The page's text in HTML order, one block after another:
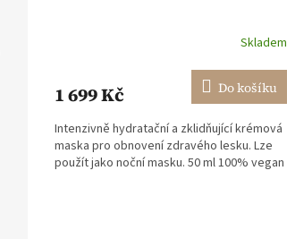
je
z
5
hvězdiček.
Skladem
1 699 Kč Do košíku
Intenzivně hydratační a zklidňující krémová
maska pro obnovení zdravého lesku. Lze
použít jako noční masku. 50 ml 100% vegan